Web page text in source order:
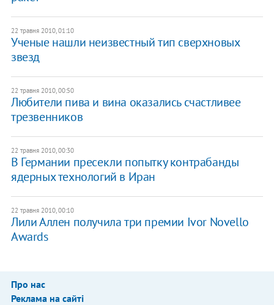
22 травня 2010, 01:10
Ученые нашли неизвестный тип сверхновых
звезд
22 травня 2010, 00:50
Любители пива и вина оказались счастливее
трезвенников
22 травня 2010, 00:30
В Германии пресекли попытку контрабанды
ядерных технологий в Иран
22 травня 2010, 00:10
Лили Аллен получила три премии Ivor Novello
Awards
Про нас
Реклама на сайті